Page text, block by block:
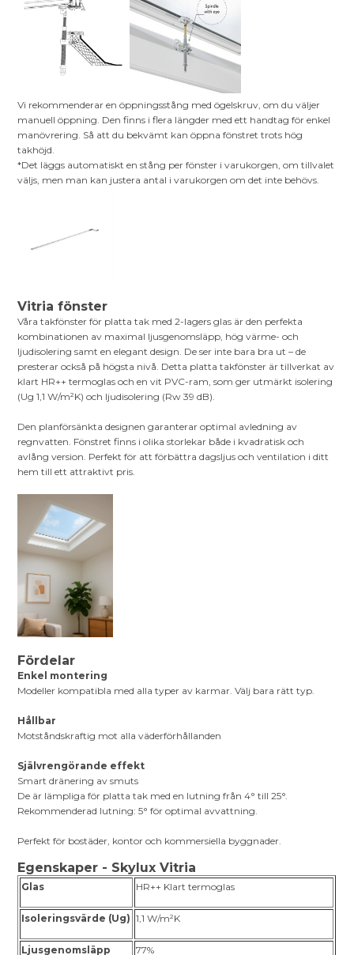
Vi rekommenderar en öppningsstång med ögelskruv, om du väljer
manuell öppning. Den finns i flera längder med ett handtag för enkel
manövrering. Så att du bekvämt kan öppna fönstret trots hög
takhöjd.
*Det läggs automatiskt en stång per fönster i varukorgen, om tillvalet
väljs, men man kan justera antal i varukorgen om det inte behövs.
Vitria fönster
Våra takfönster för platta tak med 2-lagers glas är den perfekta
kombinationen av maximal ljusgenomsläpp, hög värme- och
ljudisolering samt en elegant design. De ser inte bara bra ut – de
presterar också på högsta nivå. Detta platta takfönster är tillverkat av
klart HR++ termoglas och en vit PVC-ram, som ger utmärkt isolering
(Ug 1,1 W/m²K) och ljudisolering (Rw 39 dB).
Den planförsänkta designen garanterar optimal avledning av
regnvatten. Fönstret finns i olika storlekar både i kvadratisk och
avlång version. Perfekt för att förbättra dagsljus och ventilation i ditt
hem till ett attraktivt pris.
Fördelar
Enkel montering
Modeller kompatibla med alla typer av karmar. Välj bara rätt typ.
Hållbar
Motståndskraftig mot alla väderförhållanden
Självrengörande effekt
Smart dränering av smuts
De är lämpliga för platta tak med en lutning från 4° till 25°.
Rekommenderad lutning: 5° för optimal avvattning.
Perfekt för bostäder, kontor och kommersiella byggnader.
Egenskaper - Skylux Vitria
Glas HR++ Klart termoglas
Isoleringsvärde (Ug) 1,1 W/m²K
Ljusgenomsläpp 77%